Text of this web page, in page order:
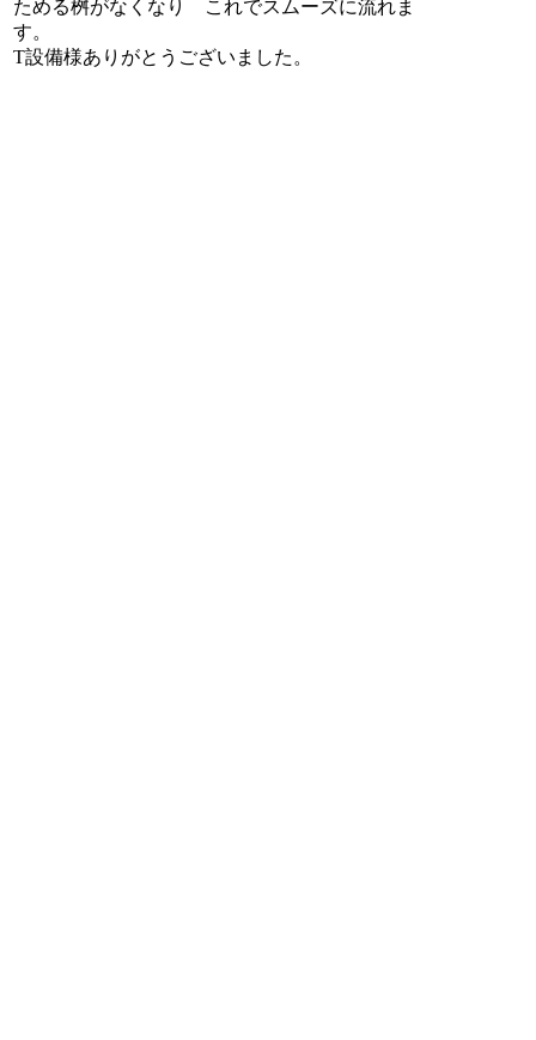
ためる桝がなくなり これでスムーズに流れま
す。
T設備様ありがとうございました。